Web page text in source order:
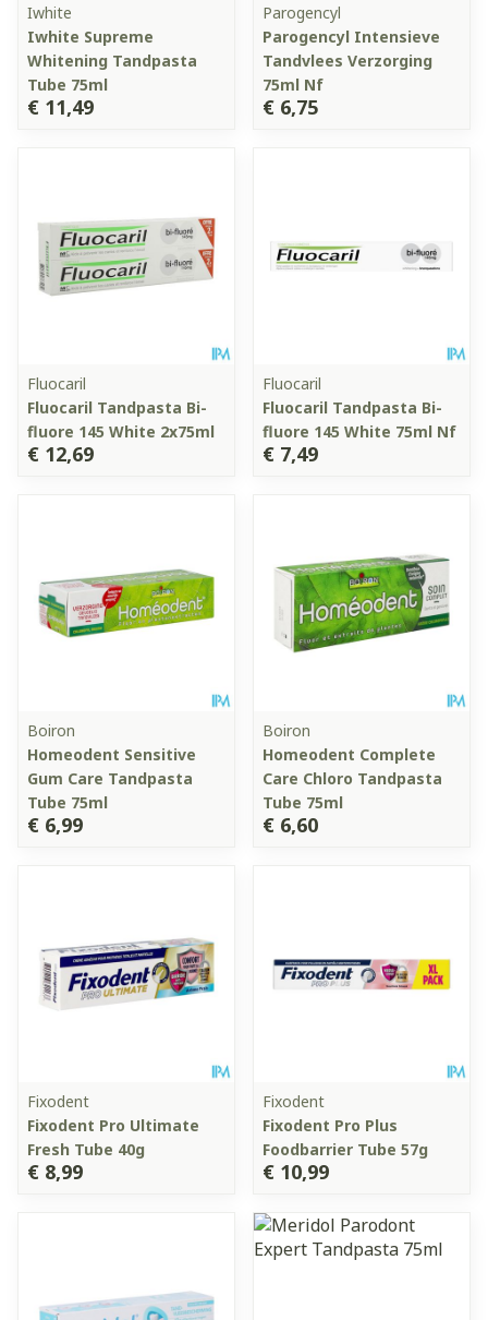
Iwhite
Iwhite Supreme
Whitening Tandpasta
Tube 75ml
€ 11,49
Parogencyl
Parogencyl Intensieve
Tandvlees Verzorging
75ml Nf
€ 6,75
Fluocaril
Fluocaril Tandpasta Bi-
fluore 145 White 2x75ml
€ 12,69
Fluocaril
Fluocaril Tandpasta Bi-
fluore 145 White 75ml Nf
€ 7,49
Boiron
Homeodent Sensitive
Gum Care Tandpasta
Tube 75ml
€ 6,99
Boiron
Homeodent Complete
Care Chloro Tandpasta
Tube 75ml
€ 6,60
Fixodent
Fixodent Pro Ultimate
Fresh Tube 40g
€ 8,99
Fixodent
Fixodent Pro Plus
Foodbarrier Tube 57g
€ 10,99